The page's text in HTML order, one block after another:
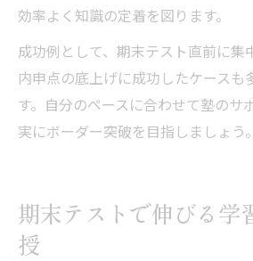
効率よく知識の定着を図ります。
成功例として、期末テスト直前に集
内申点の底上げに成功したケースも
す。自分のペースに合わせて塾のサ
実にボーダー突破を目指しましょう。
期末テストで伸びる学
授